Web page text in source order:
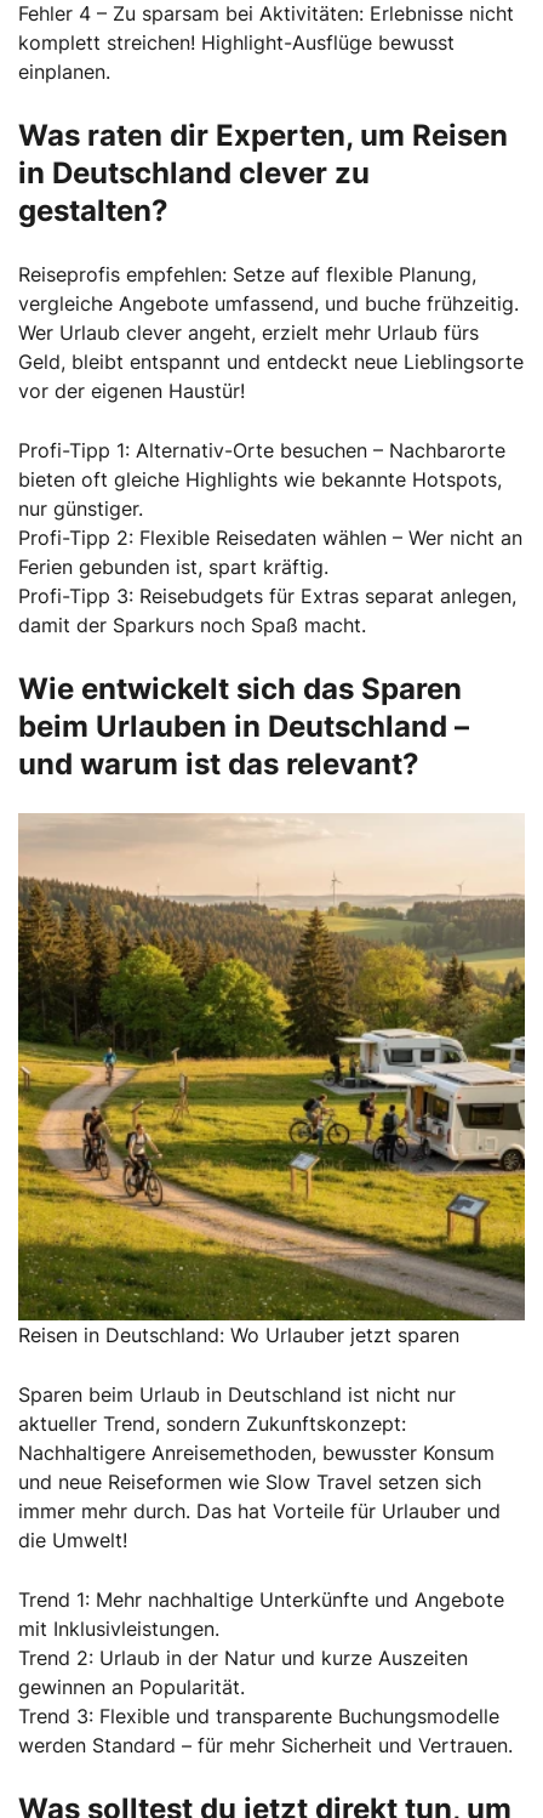
Fehler 4 – Zu sparsam bei Aktivitäten: Erlebnisse nicht
komplett streichen! Highlight-Ausflüge bewusst
einplanen.
Was raten dir Experten, um Reisen
in Deutschland clever zu
gestalten?
Reiseprofis empfehlen: Setze auf flexible Planung,
vergleiche Angebote umfassend, und buche frühzeitig.
Wer Urlaub clever angeht, erzielt mehr Urlaub fürs
Geld, bleibt entspannt und entdeckt neue Lieblingsorte
vor der eigenen Haustür!
Profi-Tipp 1: Alternativ-Orte besuchen – Nachbarorte
bieten oft gleiche Highlights wie bekannte Hotspots,
nur günstiger.
Profi-Tipp 2: Flexible Reisedaten wählen – Wer nicht an
Ferien gebunden ist, spart kräftig.
Profi-Tipp 3: Reisebudgets für Extras separat anlegen,
damit der Sparkurs noch Spaß macht.
Wie entwickelt sich das Sparen
beim Urlauben in Deutschland –
und warum ist das relevant?
Reisen in Deutschland: Wo Urlauber jetzt sparen
Sparen beim Urlaub in Deutschland ist nicht nur
aktueller Trend, sondern Zukunftskonzept:
Nachhaltigere Anreisemethoden, bewusster Konsum
und neue Reiseformen wie Slow Travel setzen sich
immer mehr durch. Das hat Vorteile für Urlauber und
die Umwelt!
Trend 1: Mehr nachhaltige Unterkünfte und Angebote
mit Inklusivleistungen.
Trend 2: Urlaub in der Natur und kurze Auszeiten
gewinnen an Popularität.
Trend 3: Flexible und transparente Buchungsmodelle
werden Standard – für mehr Sicherheit und Vertrauen.
Was solltest du jetzt direkt tun, um